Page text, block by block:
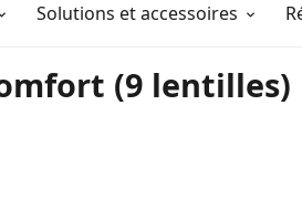
Solutions et accessoires
(9 lentilles)